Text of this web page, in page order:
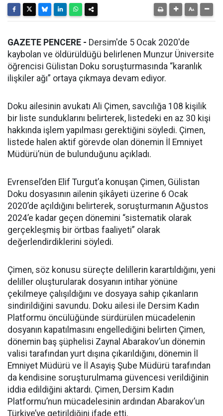
GAZETE PENCERE - Dersim'de 5 Ocak 2020'de
kaybolan ve öldürüldüğü belirlenen Munzur Üniversite
öğrencisi Gülistan Doku soruşturmasında “karanlık
ilişkiler ağı” ortaya çıkmaya devam ediyor.
Doku ailesinin avukatı Ali Çimen, savcılığa 108 kişilik
bir liste sunduklarını belirterek, listedeki en az 30 kişi
hakkında işlem yapılması gerektiğini söyledi. Çimen,
listede halen aktif görevde olan dönemin İl Emniyet
Müdürü’nün de bulunduğunu açıkladı.
Evrensel’den Elif Turgut’a konuşan Çimen, Gülistan
Doku dosyasının ailenin şikâyeti üzerine 6 Ocak
2020’de açıldığını belirterek, soruşturmanın Ağustos
2024’e kadar geçen dönemini “sistematik olarak
gerçekleşmiş bir örtbas faaliyeti” olarak
değerlendirdiklerini söyledi.
Çimen, söz konusu süreçte delillerin karartıldığını, yeni
deliller oluşturularak dosyanın intihar yönüne
çekilmeye çalışıldığını ve dosyaya sahip çıkanların
sindirildiğini savundu. Doku ailesi ile Dersim Kadın
Platformu öncülüğünde sürdürülen mücadelenin
dosyanın kapatılmasını engellediğini belirten Çimen,
dönemin baş şüphelisi Zaynal Abarakov’un dönemin
valisi tarafından yurt dışına çıkarıldığını, dönemin İl
Emniyet Müdürü ve İl Asayiş Şube Müdürü tarafından
da kendisine soruşturulmama güvencesi verildiğinin
iddia edildiğini aktardı. Çimen, Dersim Kadın
Platformu’nun mücadelesinin ardından Abarakov’un
Türkiye’ye getirildiğini ifade etti.